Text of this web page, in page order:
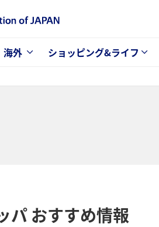
海外 ショッピング&ライフ
パおすすめ情報